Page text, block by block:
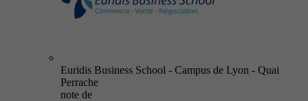
Euridis Business School - Campus de Lyon - Quai
Perrache
note de